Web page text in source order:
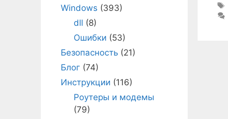
Windows (393)
dll (8)
Ошибки (53)
Безопасность (21)
Блог (74)
Инструкции (116)
Роутеры и модемы
(79)